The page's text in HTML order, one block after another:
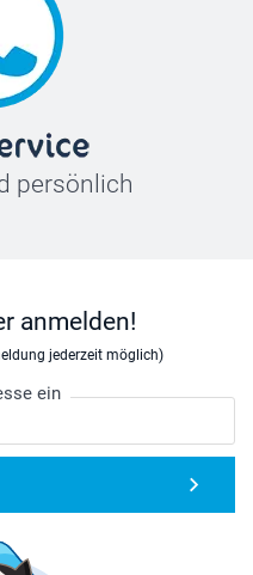
persönlich
anmelden!
jederzeit möglich)
ein